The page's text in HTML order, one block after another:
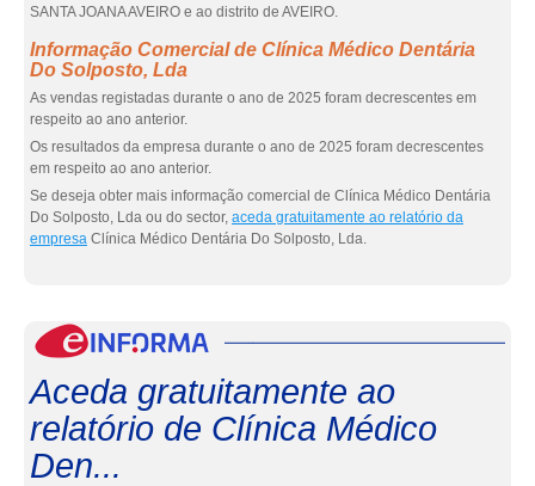
SANTA JOANA AVEIRO e ao distrito de AVEIRO.
Informação Comercial de Clínica Médico Dentária
Do Solposto, Lda
As vendas registadas durante o ano de 2025 foram decrescentes em
respeito ao ano anterior.
Os resultados da empresa durante o ano de 2025 foram decrescentes
em respeito ao ano anterior.
Se deseja obter mais informação comercial de Clínica Médico Dentária
Do Solposto, Lda ou do sector, aceda gratuitamente ao relatório da
empresa Clínica Médico Dentária Do Solposto, Lda.
Aceda gratuitamente ao
relatório de Clínica Médico
Den...